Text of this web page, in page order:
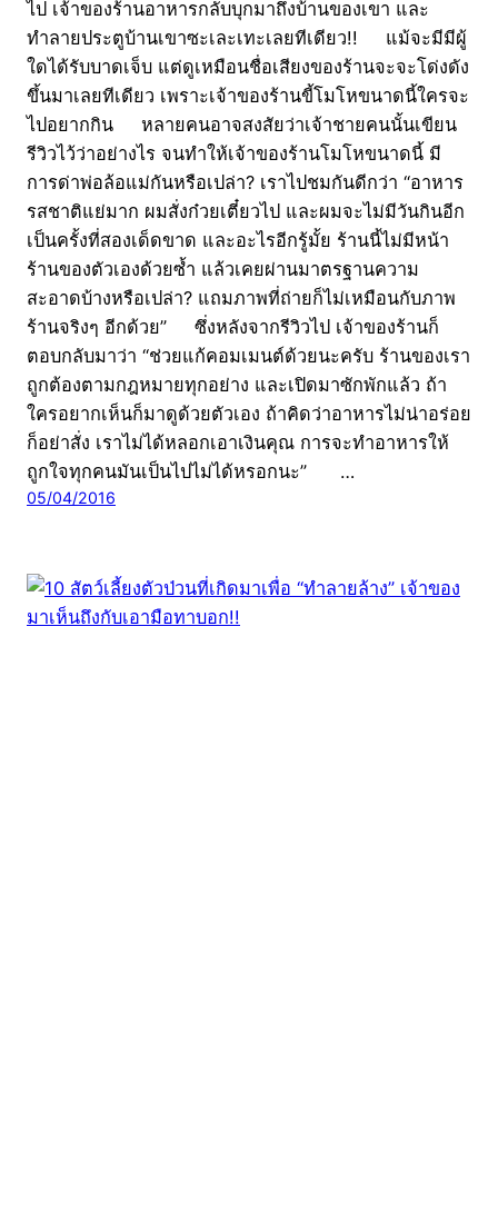
ไป เจ้าของร้านอาหารกลับบุกมาถึงบ้านของเขา และ
ทำลายประตูบ้านเขาซะเละเทะเลยทีเดียว!! แม้จะมีมีผู้
ใดได้รับบาดเจ็บ แต่ดูเหมือนชื่อเสียงของร้านจะจะโด่งดัง
ขึ้นมาเลยทีเดียว เพราะเจ้าของร้านขี้โมโหขนาดนี้ใครจะ
ไปอยากกิน หลายคนอาจสงสัยว่าเจ้าชายคนนั้นเขียน
รีวิวไว้ว่าอย่างไร จนทำให้เจ้าของร้านโมโหขนาดนี้ มี
การด่าพ่อล้อแม่กันหรือเปล่า? เราไปชมกันดีกว่า “อาหาร
รสชาติแย่มาก ผมสั่งก๋วยเตี๋ยวไป และผมจะไม่มีวันกินอีก
เป็นครั้งที่สองเด็ดขาด และอะไรอีกรู้มั้ย ร้านนี้ไม่มีหน้า
ร้านของตัวเองด้วยซ้ำ แล้วเคยผ่านมาตรฐานความ
สะอาดบ้างหรือเปล่า? แถมภาพที่ถ่ายก็ไม่เหมือนกับภาพ
ร้านจริงๆ อีกด้วย” ซึ่งหลังจากรีวิวไป เจ้าของร้านก็
ตอบกลับมาว่า “ช่วยแก้คอมเมนต์ด้วยนะครับ ร้านของเรา
ถูกต้องตามกฎหมายทุกอย่าง และเปิดมาซักพักแล้ว ถ้า
ใครอยากเห็นก็มาดูด้วยตัวเอง ถ้าคิดว่าอาหารไม่น่าอร่อย
ก็อย่าสั่ง เราไม่ได้หลอกเอาเงินคุณ การจะทำอาหารให้
ถูกใจทุกคนมันเป็นไปไม่ได้หรอกนะ” …
05/04/2016